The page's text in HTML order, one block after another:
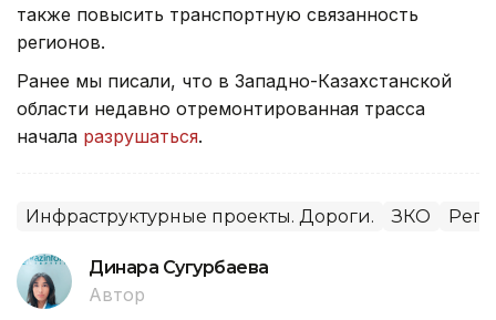
также повысить транспортную связанность
регионов.
Ранее мы писали, что в Западно-Казахстанской
области недавно отремонтированная трасса
начала разрушаться.
Инфраструктурные проекты. Дороги. ЗКО
Динара Сугурбаева
Автор